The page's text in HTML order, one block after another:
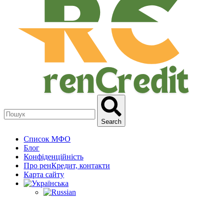
Search
Список МФО
Блог
Конфіденційність
Про ренКредит, контакти
Карта сайту